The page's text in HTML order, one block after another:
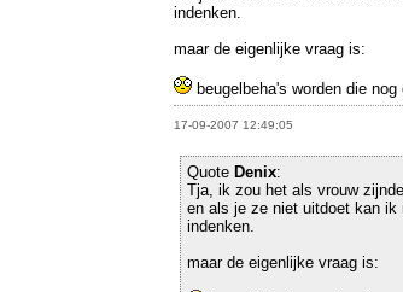
indenken.
maar de eigenlijke vraag is:
beugelbeha's worden die
17-09-2007 12:49:05
Quote Denix:
Tja, ik zou het als vrouw
en als je ze niet uitdoet kan ik
indenken.
maar de eigenlijke vraag is: